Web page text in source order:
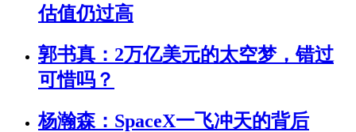
估值仍过高
郭书真：2万亿美元的太空梦，错过
可惜吗？
杨瀚森：SpaceX一飞冲天的背后